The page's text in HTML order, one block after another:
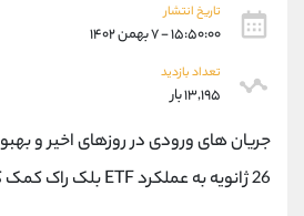
تاریخ انتشار
۱۵:۵۰:۰۰ - ۷ بهمن ۱۴۰۲
تعداد بازدید
۱۳,۱۹۵ بار
جریان های ورودی در روزهای اخیر و
26 ژانویه به عملکرد ETF بلک راک کمک کرد.
تلفن
بدون پیش شماره
اینستاگرام